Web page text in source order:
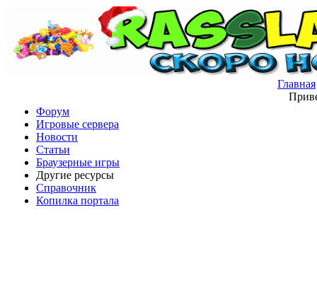
Главная
Форум
Игровые сервера
Новости
Статьи
Браузерные игры
Другие ресурсы
Справочник
Копилка портала